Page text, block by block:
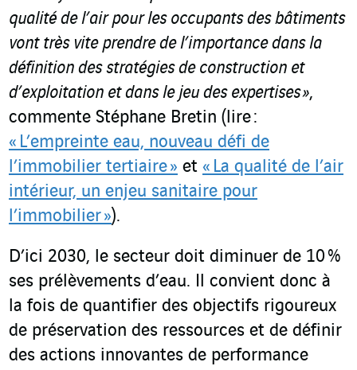
qualité de l’air pour les occupants des bâtiments
vont très vite prendre de l’importance dans la
définition des stratégies de construction et
d’exploitation et dans le jeu des expertises »,
commente Stéphane Bretin (lire :
« L’empreinte eau, nouveau défi de
l’immobilier tertiaire » et « La qualité de l’air
intérieur, un enjeu sanitaire pour
l’immobilier »).
D’ici 2030, le secteur doit diminuer de 10 %
ses prélèvements d’eau. Il convient donc à
la fois de quantifier des objectifs rigoureux
de préservation des ressources et de définir
des actions innovantes de performance